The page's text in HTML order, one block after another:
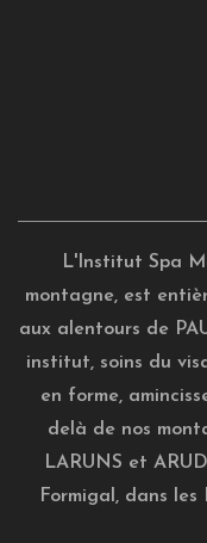
L'Institut Spa
montagne, est
aux alentours de
institut, soins du
en forme,
delà de nos
LARUNS et
Formigal, dans